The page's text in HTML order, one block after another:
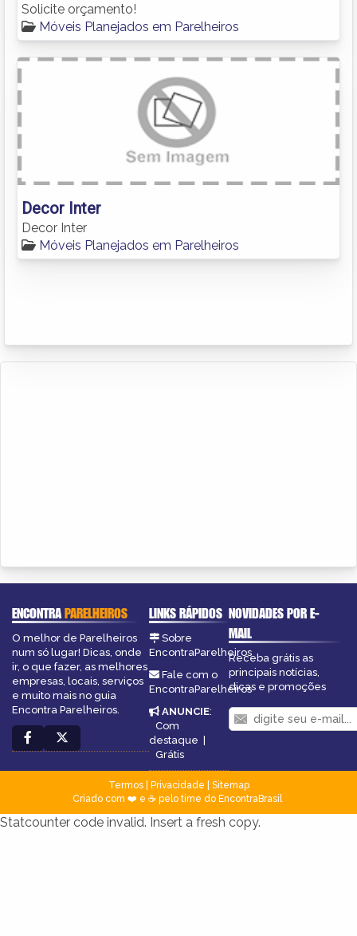
Solicite orçamento!
Móveis Planejados em Parelheiros
Decor Inter
Decor Inter
Móveis Planejados em Parelheiros
ENCONTRAPARELHEIROS
O melhor de Parelheiros
num só lugar! Dicas, onde
ir, o que fazer, as melhores
empresas, locais, serviços
e muito mais no guia
Encontra Parelheiros.
LINKS RÁPIDOS
Sobre
EncontraParelheiros
Fale com o
EncontraParelheiros
ANUNCIE:
Com
destaque |
Grátis
NOVIDADES POR E-
MAIL
Receba grátis as
principais notícias,
dicas e promoções
Termos| Privacidade
Sitemap
Criado com ❤️ e ☕ pelo time do EncontraBrasil
Statcounter code invalid. Insert a fresh copy.